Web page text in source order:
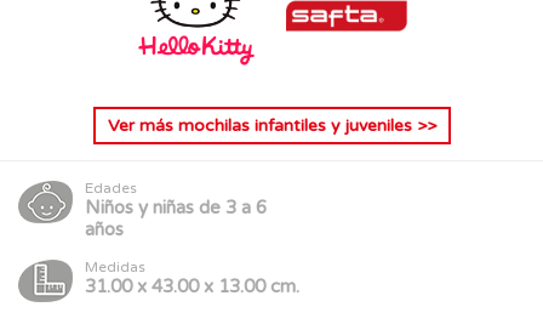
Ver más mochilas infantiles y juveniles>>
Edades
Niños y niñas de 3 a 6
años
Medidas
31.00 x 43.00 x 13.00 cm.